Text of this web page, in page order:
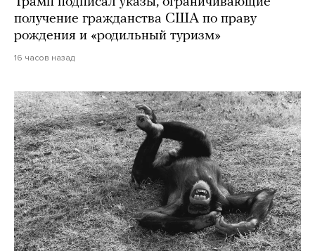
получение гражданства США по праву
рождения и «родильный туризм»
16 часов назад